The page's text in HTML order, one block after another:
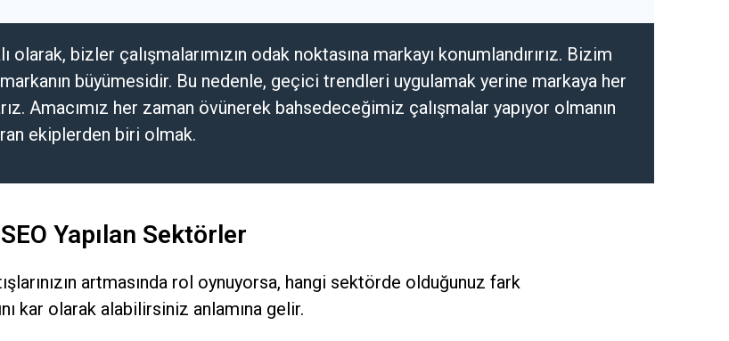
bizler çalışmalarımızın odak noktasına markayı konumlandırırız. Bizim
büyümesidir. Bu nedenle, geçici trendleri uygulamak yerine markaya her
Amacımız her zaman övünerek bahsedeceğimiz çalışmalar yapıyor olmanın
ekiplerden biri olmak.
SEO Yapılan Sektörler
artmasında rol oynuyorsa, hangi sektörde olduğunuz fark
kar olarak alabilirsiniz anlamına gelir.